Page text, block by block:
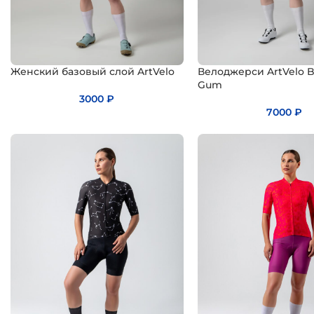
Женский базовый слой ArtVelo
3000₽
Велоджерси ArtVelo
Gum
7000 ₽